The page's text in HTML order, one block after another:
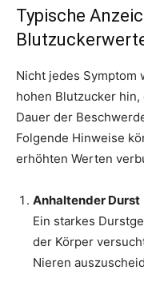
Typische
Nicht jedes Symptom
hohen Blutzucker
Dauer der
Folgende Hinweise
erhöhten Werten
Anhaltender Durst
Ein starkes
der Körper
Nieren